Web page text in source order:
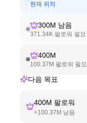
현재 위치
300M 남음
371.34K 팔로워 필요
400M
100.37M 팔로워 필요
다음 목표
400M 팔로워
+100.37M 남음